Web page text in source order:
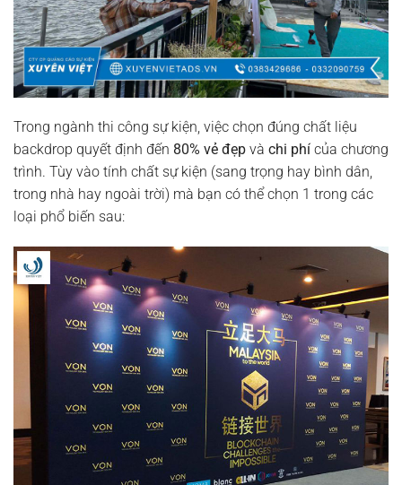
Trong ngành thi công sự kiện, việc chọn đúng chất liệu
backdrop quyết định đến 80% vẻ đẹp và chi phí của chương
trình. Tùy vào tính chất sự kiện (sang trọng hay bình dân,
trong nhà hay ngoài trời) mà bạn có thể chọn 1 trong các
loại phổ biến sau: